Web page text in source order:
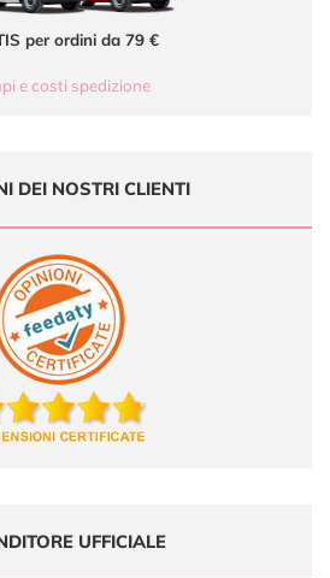
per ordini da 79 €
e costi spedizione
DEI NOSTRI CLIENTI
UFFICIALE